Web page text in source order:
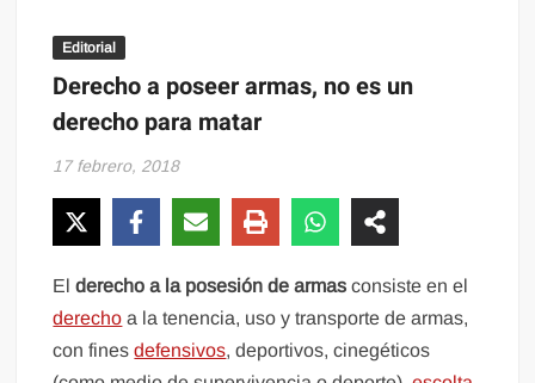
Editorial
Derecho a poseer armas, no es un
derecho para matar
17 febrero, 2018
Elderecho a la posesión de armas consiste en el
derecho a la tenencia, uso y transporte de armas,
con finesdefensivos, deportivos, cinegéticos